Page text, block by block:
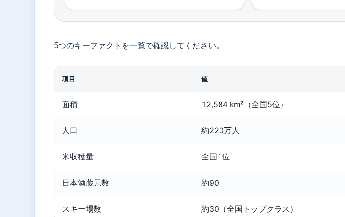
5つのキーファクトを一覧で確認してください。
項目 値
面積 12,584 km²（全国5位）
人口 約220万人
米収穫量 全国1位
日本酒蔵元数 約90
スキー場数 約30（全国トップクラス）